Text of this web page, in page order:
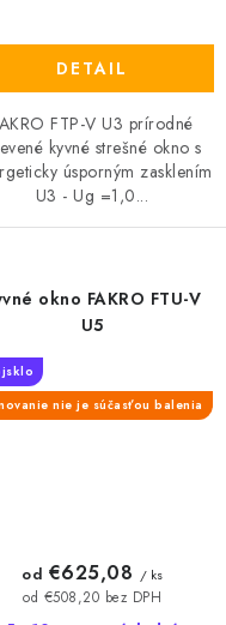
DETAIL
FTP-V U3 prírodné
kyvné strešné okno s
úsporným zasklením
U3 - Ug =1,0...
okno FAKRO FTU-V
U5
nie je súčasťou balenia
od €508,20 bez DPH
od €625,08 / ks